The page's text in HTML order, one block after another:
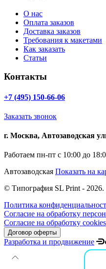
О нас
Оплата заказов
Доставка заказов
Требования к макетами
Как заказать
Статьи
Контакты
+7 (495) 150-66-06
Заказать звонок
г. Москва, Автозаводская
Работаем пн-пт с 10:00 до
Автозаводская Показать на
© Типография SL Print -
Политика
Согласие на обработку
Согласие на обработку cookies
Договор оферты
Разработка и продвижение